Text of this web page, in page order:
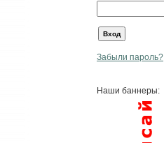
Забыли пароль?
Наши баннеры: